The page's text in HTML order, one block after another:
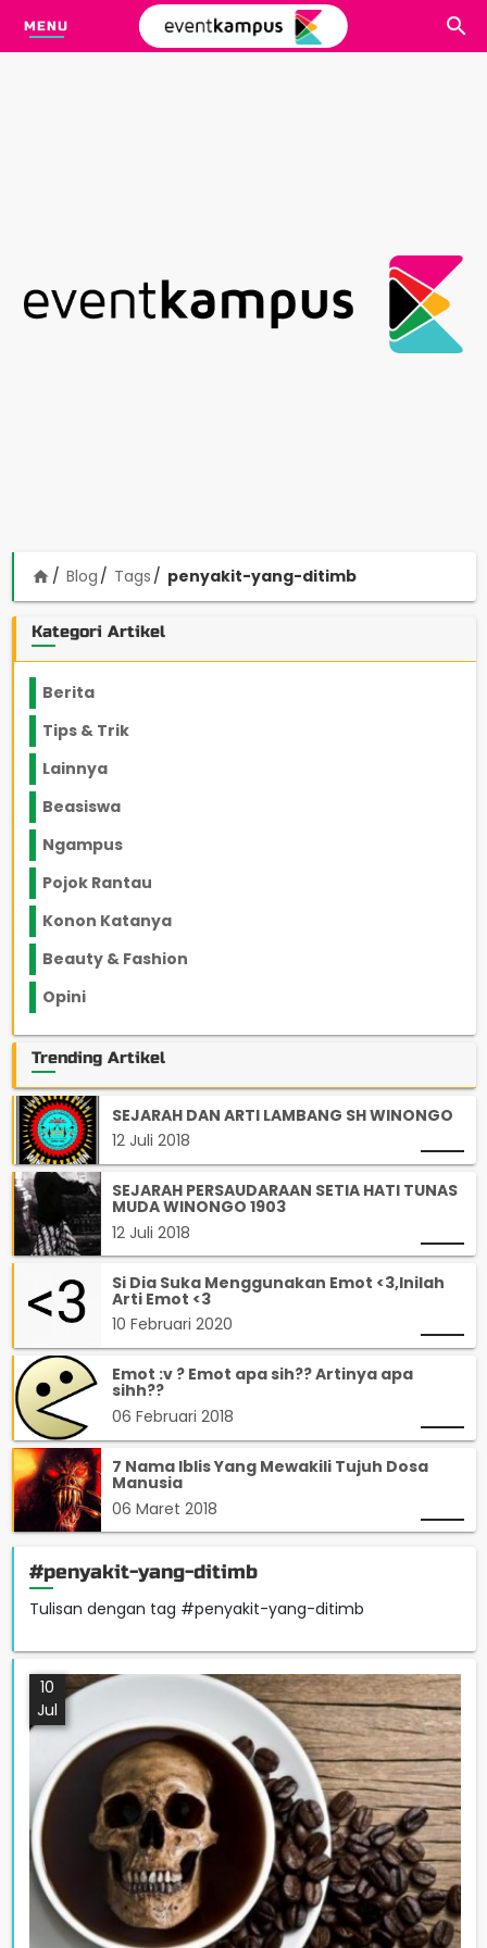
MENU
home Blog Tags penyakit-yang-ditimb
Kategori Artikel
Berita
Tips & Trik
Lainnya
Beasiswa
Ngampus
Pojok Rantau
Konon Katanya
Beauty & Fashion
Opini
Trending Artikel
SEJARAH DAN ARTI LAMBANG SH WINONGO
12 Juli 2018
SEJARAH PERSAUDARAAN SETIA HATI TUNAS
MUDA WINONGO 1903
12 Juli 2018
Si Dia Suka Menggunakan Emot <3,Inilah
Arti Emot <3
10 Februari 2020
Emot :v ? Emot apa sih?? Artinya apa
sihh??
06 Februari 2018
7 Nama Iblis Yang Mewakili Tujuh Dosa
Manusia
06 Maret 2018
#penyakit-yang-ditimb
Tulisan dengan tag #penyakit-yang-ditimb
10
Jul